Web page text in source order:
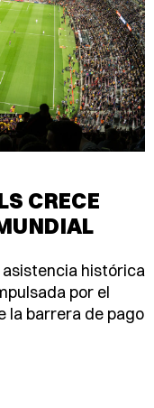
CRECE
histórica
por el
la barrera de pago